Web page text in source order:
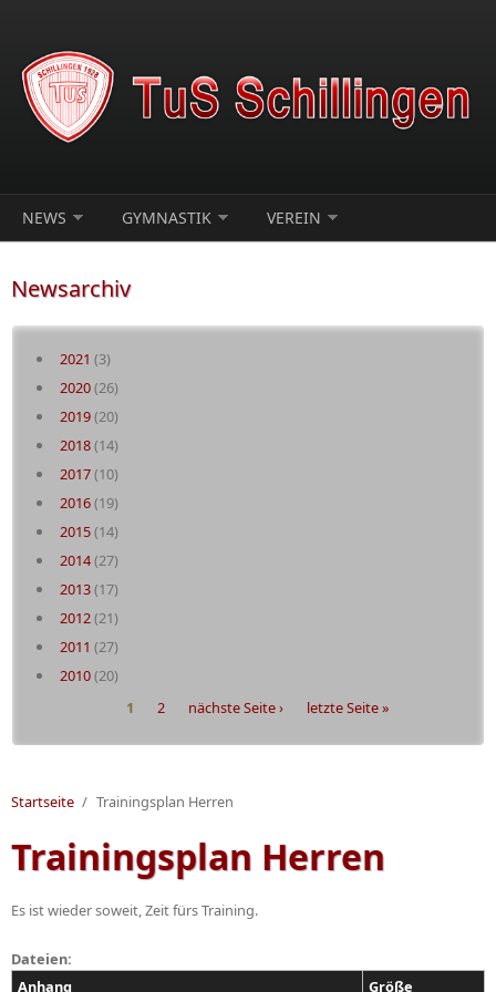
NEWS GYMNASTIK VEREIN
Newsarchiv
2021 (3)
2020(26)
2019(20)
2018(14)
2017(10)
2016(19)
2015(14)
2014(27)
2013(17)
2012(21)
2011 (27)
2010(20)
1 2 nächste Seite › letzte Seite »
Startseite / Trainingsplan Herren
Trainingsplan Herren
Es ist wieder soweit, Zeit fürs Training.
Dateien:
Anhang
Größe